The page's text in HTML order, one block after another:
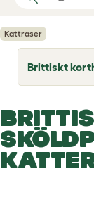
Kattraser
Brittiskt
T
o
e
d
r
o